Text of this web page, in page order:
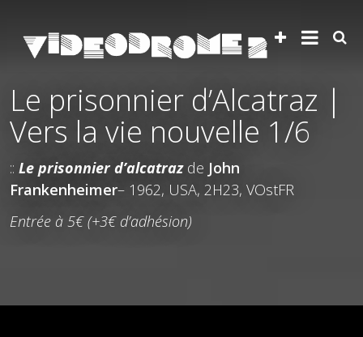
Le prisonnier d’Alcatraz |
Vers la vie nouvelle 1/6
:: Le prisonnier d’alcatraz de John
Frankenheimer– 1962, USA, 2H23, VOstFR
Entrée à 5€ (+3€ d’adhésion)